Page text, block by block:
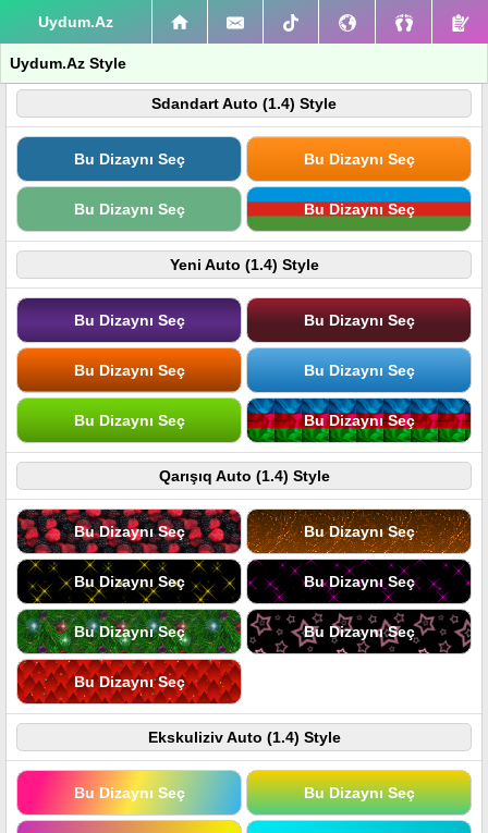
Uydum.Az
Uydum.Az Style
Sdandart Auto (1.4) Style
Bu Dizaynı Seç Bu Dizaynı Seç
Bu Dizaynı Seç Bu Dizaynı Seç
Yeni Auto (1.4) Style
Bu Dizaynı Seç Bu Dizaynı Seç
Bu Dizaynı Seç Bu Dizaynı Seç
Bu Dizaynı Seç Bu Dizaynı Seç
Qarışıq Auto (1.4) Style
Bu Dizaynı Seç Bu Dizaynı Seç
Bu Dizaynı Seç Bu Dizaynı Seç
Bu Dizaynı Seç Bu Dizaynı Seç
Bu Dizaynı Seç
Ekskuliziv Auto (1.4) Style
Bu Dizaynı Seç Bu Dizaynı Seç